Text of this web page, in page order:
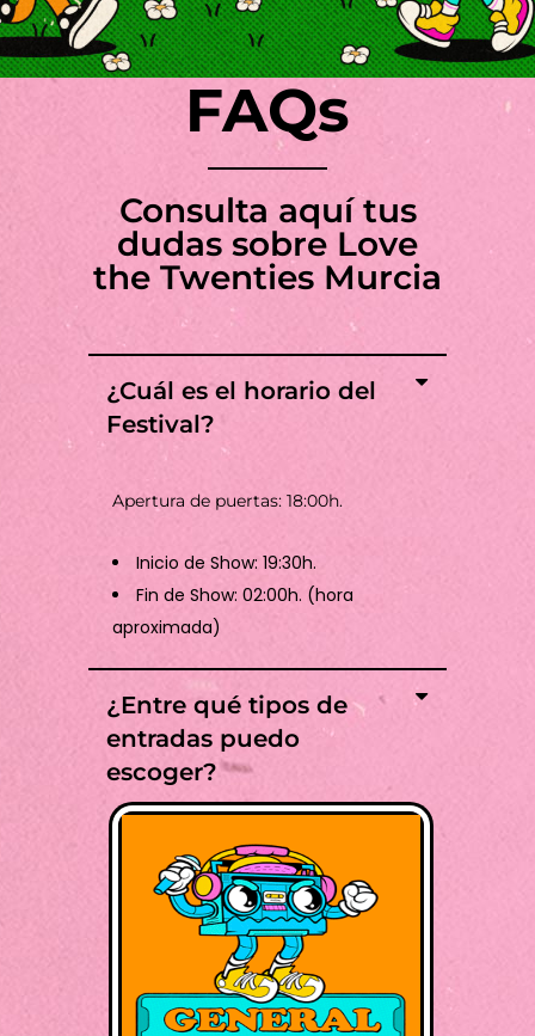
FAQs
Consulta aquí tus
dudas sobre Love
the Twenties Murcia
¿Cuál es el horario del
Festival?
Apertura de puertas: 18:00h.
Inicio de Show: 19:30h.
Fin de Show: 02:00h. (hora
aproximada)
¿Entre qué tipos de
entradas puedo
escoger?